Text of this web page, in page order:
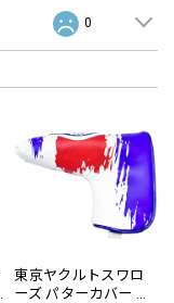
0
東京ヤクルトスワロ
ーズ パターカバー ブ